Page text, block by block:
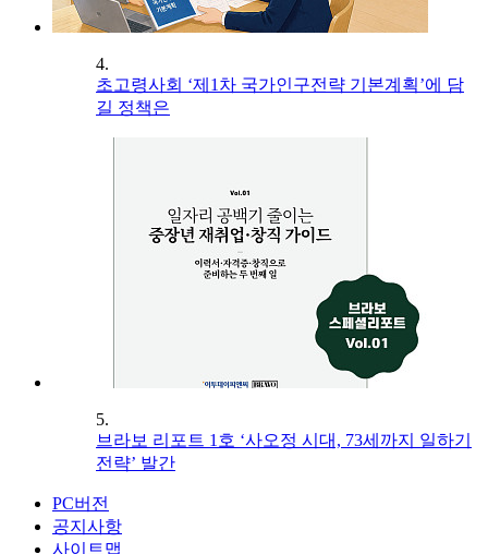
4.
초고령사회 ‘제1차 국가인구전략 기본계획’에 담
길 정책은
5.
브라보 리포트 1호 ‘사오정 시대, 73세까지 일하기
전략’ 발간
PC버전
공지사항
사이트맵